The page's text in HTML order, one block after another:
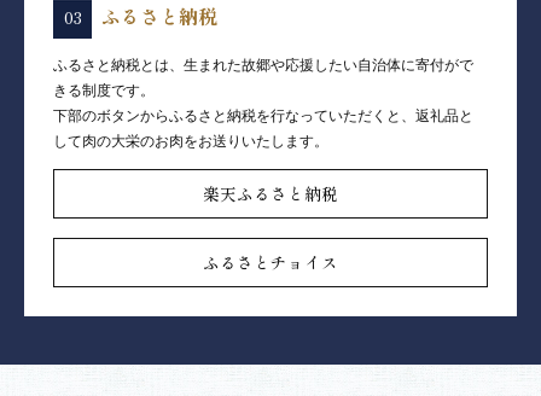
ふるさと納税
ふるさと納税とは、生まれた故郷や応援したい自治体に寄付がで
きる制度です。
下部のボタンからふるさと納税を行なっていただくと、返礼品と
して肉の大栄のお肉をお送りいたします。
楽天ふるさと納税
ふるさとチョイス